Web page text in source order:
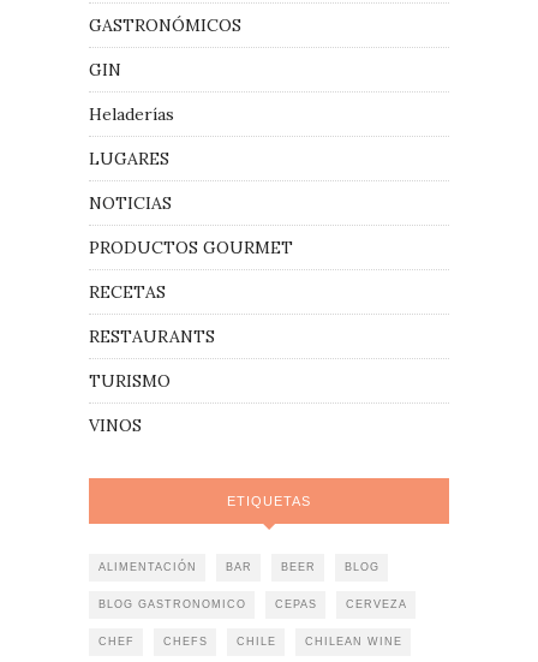
GASTRONÓMICOS
GIN
Heladerías
LUGARES
NOTICIAS
PRODUCTOS GOURMET
RECETAS
RESTAURANTS
TURISMO
VINOS
ETIQUETAS
ALIMENTACIÓN BAR BEER BLOG
BLOG GASTRONOMICO CEPAS CERVEZA
CHEF CHEFS CHILE CHILEAN WINE